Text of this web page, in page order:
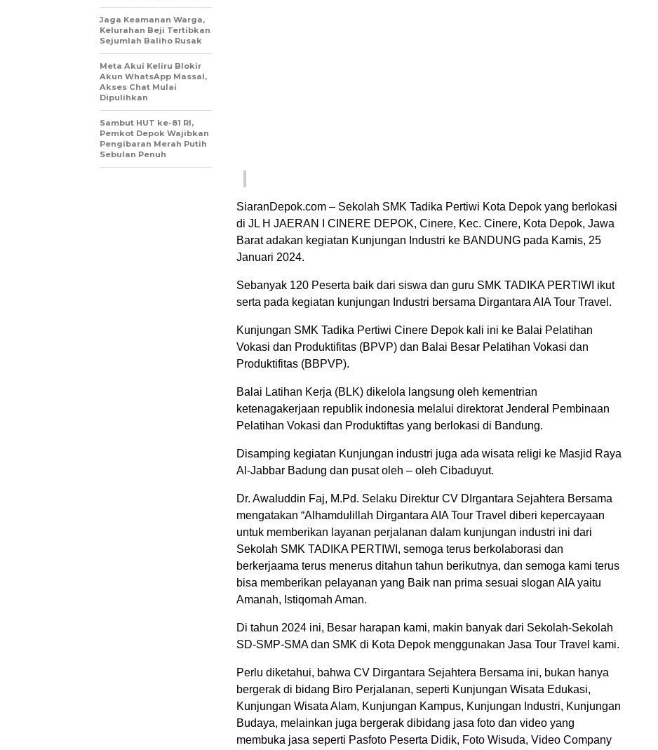
SiaranDepok.com – Sekolah SMK Tadika Pertiwi Kota Depok yang berlokasi
di JL H JAERAN I CINERE DEPOK, Cinere, Kec. Cinere, Kota Depok, Jawa
Barat adakan kegiatan Kunjungan Industri ke BANDUNG pada Kamis, 25
Januari 2024.
Sebanyak 120 Peserta baik dari siswa dan guru SMK TADIKA PERTIWI ikut
serta pada kegiatan kunjungan Industri bersama Dirgantara AIA Tour Travel.
Kunjungan SMK Tadika Pertiwi Cinere Depok kali ini ke Balai Pelatihan
Vokasi dan Produktifitas (BPVP) dan Balai Besar Pelatihan Vokasi dan
Produktifitas (BBPVP).
Balai Latihan Kerja (BLK) dikelola langsung oleh kementrian
ketenagakerjaan republik indonesia melalui direktorat Jenderal Pembinaan
Pelatihan Vokasi dan Produktiftas yang berlokasi di Bandung.
Disamping kegiatan Kunjungan industri juga ada wisata religi ke Masjid Raya
Al-Jabbar Badung dan pusat oleh – oleh Cibaduyut.
Dr. Awaluddin Faj, M.Pd. Selaku Direktur CV DIrgantara Sejahtera Bersama
mengatakan “Alhamdulillah Dirgantara AIA Tour Travel diberi kepercayaan
untuk memberikan layanan perjalanan dalam kunjungan industri ini dari
Sekolah SMK TADIKA PERTIWI, semoga terus berkolaborasi dan
berkerjaama terus menerus ditahun tahun berikutnya, dan semoga kami terus
bisa memberikan pelayanan yang Baik nan prima sesuai slogan AIA yaitu
Amanah, Istiqomah Aman.
Di tahun 2024 ini, Besar harapan kami, makin banyak dari Sekolah-Sekolah
SD-SMP-SMA dan SMK di Kota Depok menggunakan Jasa Tour Travel kami.
Perlu diketahui, bahwa CV Dirgantara Sejahtera Bersama ini, bukan hanya
bergerak di bidang Biro Perjalanan, seperti Kunjungan Wisata Edukasi,
Kunjungan Wisata Alam, Kunjungan Kampus, Kunjungan Industri, Kunjungan
Budaya, melainkan juga bergerak dibidang jasa foto dan video yang
membuka jasa seperti Pasfoto Peserta Didik, Foto Wisuda, Video Company
Jaga Keamanan Warga,
Kelurahan Beji Tertibkan
Sejumlah Baliho Rusak
Meta Akui Keliru Blokir
Akun WhatsApp Massal,
Akses Chat Mulai
Dipulihkan
Sambut HUT ke-81 RI,
Pemkot Depok Wajibkan
Pengibaran Merah Putih
Sebulan Penuh